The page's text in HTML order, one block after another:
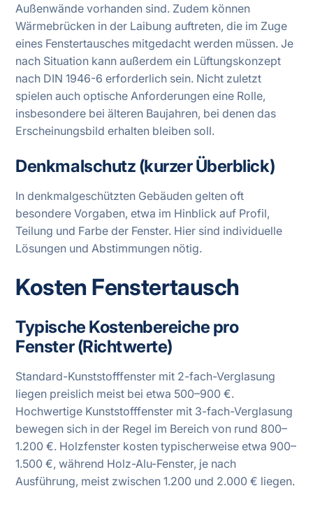
Außenwände vorhanden sind. Zudem können
Wärmebrücken in der Laibung auftreten, die im Zuge
eines Fenstertausches mitgedacht werden müssen. Je
nach Situation kann außerdem ein Lüftungskonzept
nach DIN 1946-6 erforderlich sein. Nicht zuletzt
spielen auch optische Anforderungen eine Rolle,
insbesondere bei älteren Baujahren, bei denen das
Erscheinungsbild erhalten bleiben soll.
Denkmalschutz (kurzer Überblick)
In denkmalgeschützten Gebäuden gelten oft
besondere Vorgaben, etwa im Hinblick auf Profil,
Teilung und Farbe der Fenster. Hier sind individuelle
Lösungen und Abstimmungen nötig.
Kosten Fenstertausch
Typische Kostenbereiche pro
Fenster (Richtwerte)
Standard-Kunststofffenster mit 2-fach-Verglasung
liegen preislich meist bei etwa 500–900 €.
Hochwertige Kunststofffenster mit 3-fach-Verglasung
bewegen sich in der Regel im Bereich von rund 800–
1.200 €. Holzfenster kosten typischerweise etwa 900–
1.500 €, während Holz-Alu-Fenster, je nach
Ausführung, meist zwischen 1.200 und 2.000 € liegen.